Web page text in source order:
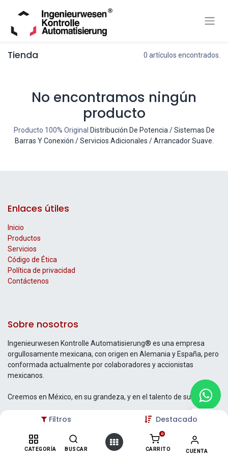
Filtros Destacado
CATEGORÍA BUSCAR
0
CARRITO CUENTA
Tienda 0 artículos encontrados.
No encontramos ningún
producto
Producto 100% Original Distribución De Potencia / Sistemas De
Barras Y Conexión / Servicios Adicionales / Arrancador Suave
Enlaces útiles
Inicio
Productos
Servicios
Código de Ética
Política de privacidad
Contáctenos
Sobre nosotros
Ingenieurwesen Kontrolle Automatisierung® es una empresa
orgullosamente mexicana, con origen en Alemania y España, pero
conformada actualmente por colaboradores y accionistas
mexicanos.
Creemos en México, en su grandeza, y en el talento de su gente.
Contáctenos